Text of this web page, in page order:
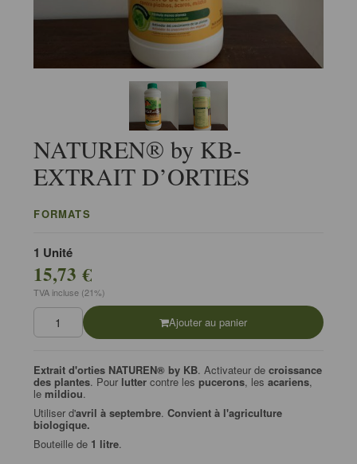
NATUREN® by KB-
EXTRAIT D’ORTIES
FORMATS
1 Unité
15,73 €
TVA incluse (21%)
Ajouter au panier
Extrait d'orties NATUREN® by KB. Activateur decroissance
des plantes. Pour lutter contre lespucerons, lesacariens,
lemildiou.
Utiliser d'avril à septembre. Convient à l'agriculture
biologique.
Bouteille de 1 litre.